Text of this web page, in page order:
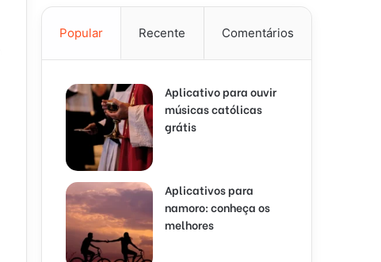
Popular Recente Comentários
Aplicativo para ouvir
músicas católicas
grátis
Aplicativos para
namoro: conheça os
melhores